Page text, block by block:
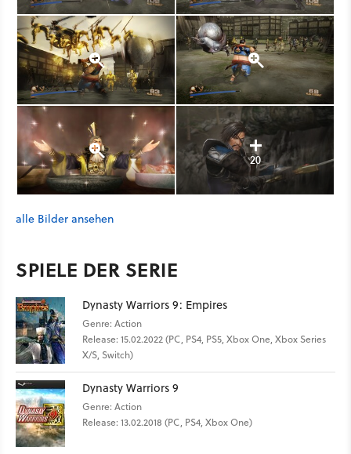
20
alle Bilder ansehen
SPIELE DER SERIE
Dynasty Warriors 9: Empires
Genre: Action
Release: 15.02.2022 (PC, PS4, PS5, Xbox One, Xbox Series
X/S, Switch)
Dynasty Warriors 9
Genre: Action
Release: 13.02.2018 (PC, PS4, Xbox One)